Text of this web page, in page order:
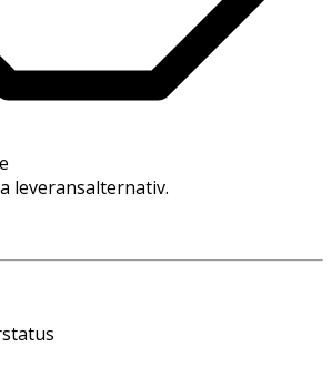
leveransalternativ.